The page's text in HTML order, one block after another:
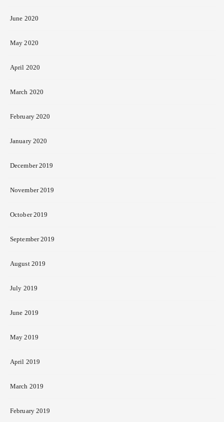
June 2020
May 2020
April 2020
March 2020
February 2020
January 2020
December 2019
November 2019
October 2019
September 2019
August 2019
July 2019
June 2019
May 2019
April 2019
March 2019
February 2019